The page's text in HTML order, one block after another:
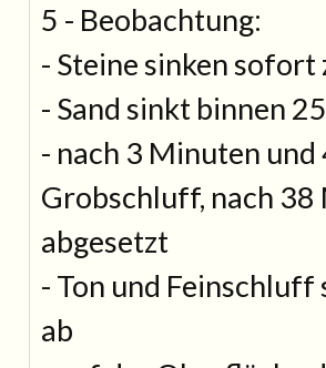
5 - Beobachtung:
- Steine sinken sofort
- Sand sinkt binnen
- nach 3 Minuten und
Grobschluff, nach
abgesetzt
- Ton und Feinschluff
ab